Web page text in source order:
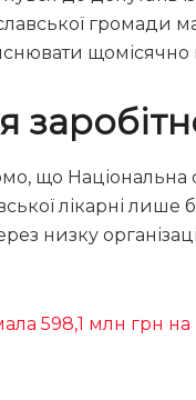
громади
щомісячно
що
лікарні лише
низку
598,1 млн грн